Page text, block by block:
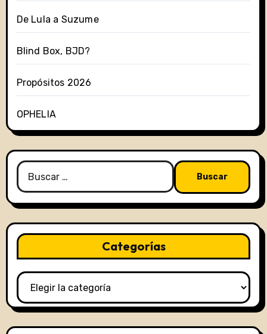
De Lula a Suzume
Blind Box, BJD?
Propósitos 2026
OPHELIA
Buscar:
Categorías
Categorías